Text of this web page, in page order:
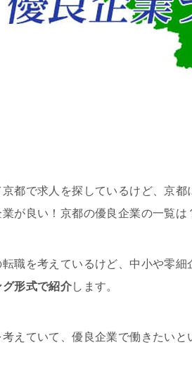
京都で求人を探しているけど、京
が良い！京都の優良企業の一覧は
職を考えているけど、中小や零細
形式で紹介します。
えていて、優良企業で働きたいと